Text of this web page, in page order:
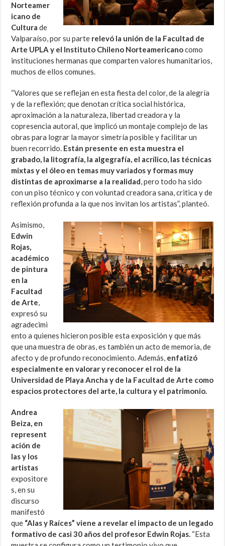
Norteamer
icano de
Cultura de
Valparaíso, por su parte relevó la unión de la Facultad de
Arte UPLA y el Instituto Chileno Norteamericanocomo
instituciones hermanas que comparten valores humanitarios,
muchos de ellos comunes.
“Valores que se reflejan en esta fiesta del color, de la alegría
y de la reflexión; que denotan crítica social histórica,
aproximación a la naturaleza, libertad creadora y la
copresencia autoral, que implicó un montaje complejo de las
obras para lograr la mayor simetría posible y facilitar un
buen recorrido. Están presente en esta muestra el
grabado, la litografía, la algegrafía, el acrílico, las técnicas
mixtas y el óleo en temas muy variados y formas muy
distintas de aproximarse a la realidad, pero todo ha sido
con un piso técnico y con voluntad creadora sana, critica y de
reflexión profunda a la que nos invitan los artistas”, planteó.
Asimismo,
Edwin
Rojas,
académico
de pintura
en la
Facultad
de Arte,
expresó su
agradecimi
ento a quienes hicieron posible esta exposición y que más
que una muestra de obras, es también un acto de memoria, de
afecto y de profundo reconocimiento. Además, enfatizó
especialmente en valorar y reconocer el rol de la
Universidad de Playa Ancha y de la Facultad de Arte como
espacios protectores del arte, la cultura y el patrimonio.
Andrea
Beiza, en
represent
ación de
las y los
artistas
expositore
s, en su
discurso
manifestó
que “Alas y Raíces” viene a revelar el impacto de un legado
formativo de casi 30 años del profesor Edwin Rojas. “Esta